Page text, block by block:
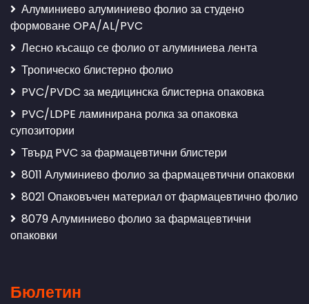
Алуминиево алуминиево фолио за студено
формоване OPA/AL/PVC
Лесно късащо се фолио от алуминиева лента
Тропическо блистерно фолио
PVC/PVDC за медицинска блистерна опаковка
PVC/LDPE ламинирана ролка за опаковка
супозитории
Твърд PVC за фармацевтични блистери
8011 Алуминиево фолио за фармацевтични опаковки
8021 Опаковъчен материал от фармацевтично фолио
8079 Алуминиево фолио за фармацевтични
опаковки
Бюлетин